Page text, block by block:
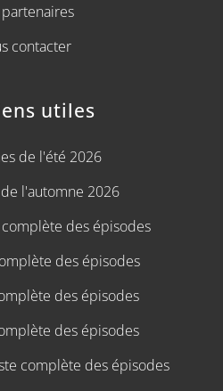
contacter
utiles
de l'été 2026
l'automne 2026
des épisodes
des épisodes
des épisodes
des épisodes
complète des épisodes